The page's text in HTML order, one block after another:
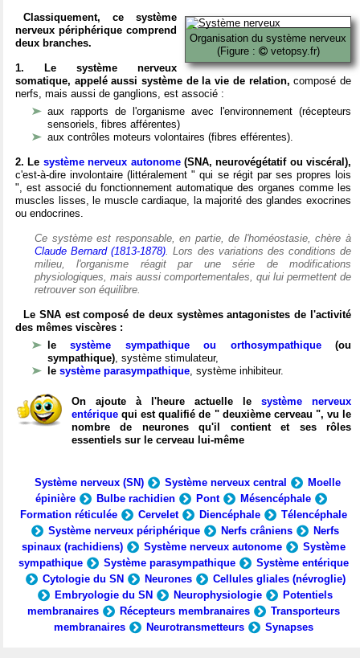
Organisation du système nerveux
(Figure :
vetopsy.fr)
Classiquement, ce système
nerveux périphérique comprend
deux branches.
1. Le système nerveux
somatique, appelé aussi système de la vie de relation, composé de
nerfs, mais aussi de ganglions, est associé :
aux rapports de l'organisme avec l'environnement (récepteurs
sensoriels, fibres afférentes)
aux contrôles moteurs volontaires (fibres efférentes).
2. Le système nerveux autonome(SNA, neurovégétatif ou viscéral),
c'est-à-dire involontaire (littéralement " qui se régit par ses propres lois
", est associé du fonctionnement automatique des organes comme les
muscles lisses, le muscle cardiaque, la majorité des glandes exocrines
ou endocrines.
Ce système est responsable, en partie, de l'homéostasie, chère à
Claude Bernard (1813-1878). Lors des variations des conditions de
milieu, l'organisme réagit par une série de modifications
physiologiques, mais aussi comportementales, qui lui permettent de
retrouver son équilibre.
Le SNA est composé de deux systèmes antagonistes de l'activité
des mêmes viscères :
lesystème sympathique ou orthosympathique(ou
sympathique), système stimulateur,
le système parasympathique, système inhibiteur.
On ajoute à l'heure actuelle le système nerveux
entérique qui est qualifié de " deuxième cerveau ", vu le
nombre de neurones qu'il contient et ses rôles
essentiels sur le cerveau lui-même
Système nerveux (SN) Système nerveux central
Moelle
épinière
Bulbe rachidien Pont
Mésencéphale
Formation réticulée
Cervelet Diencéphale
Télencéphale
Système nerveux périphérique
Nerfs crâniens
Nerfs
spinaux (rachidiens)
Système nerveux autonome
Système
sympathique
Système parasympathique
Système entérique
Cytologie du SN
Neurones
Cellules gliales (névroglie)
Embryologie du SN
Neurophysiologie
Potentiels
membranaires
Récepteurs membranaires
Transporteurs
membranaires
Neurotransmetteurs Synapses